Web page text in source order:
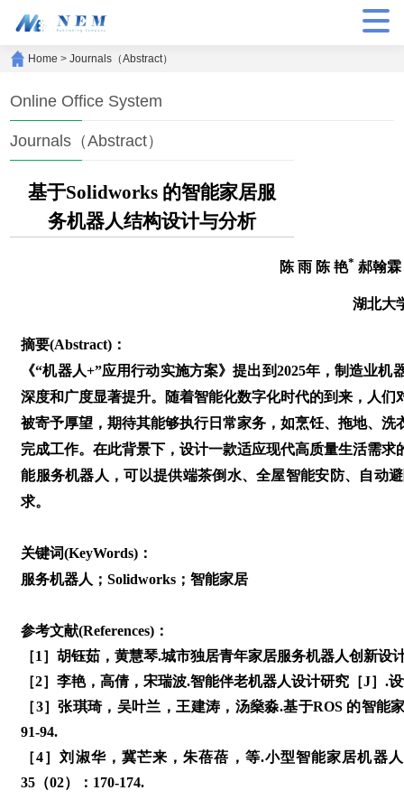
Home >Journals（Abstract）
Online Office System
Journals（Abstract）
基于Solidworks 的智能家居服
务机器人结构设计与分析
陈 雨 陈 艳* 郝翰
湖北大
摘要(Abstract)：
《“机器人+”应用行动实施方案》提出到2025年，制造业
深度和广度显著提升。随着智能化数字化时代的到来，人
被寄予厚望，期待其能够执行日常家务，如烹饪、拖地、
完成工作。在此背景下，设计一款适应现代高质量生活需
能服务机器人，可以提供端茶倒水、全屋智能安防、自动
求。
关键词(KeyWords)：
服务机器人；Solidworks；智能家居
参考文献(References)：
［1］胡钰茹，黄慧琴.城市独居青年家居服务机器人创新设
［2］李艳，高倩，宋瑞波.智能伴老机器人设计研究［J］.
［3］张琪琦，吴叶兰，王建涛，汤燊淼.基于ROS 的智
91-94.
［4］刘淑华，冀芒来，朱蓓蓓，等.小型智能家居机器
35（02）：170-174.